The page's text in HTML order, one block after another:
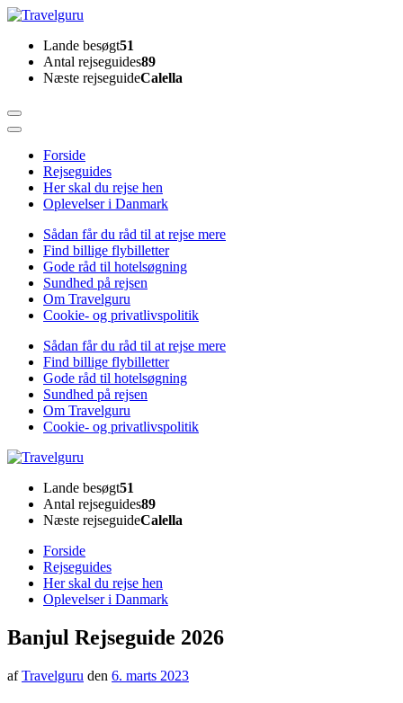
Skip
content
(Press
Enter)
TravelguruLande besøgt51
Antal rejseguides89
Næste rejseguideCalella
Forside
Rejseguides
Her skal du rejse hen
Oplevelser i Danmark
Sådan får du råd til at rejse mere
Find billige flybilletter
Gode råd til hotelsøgning
Sundhed på rejsen
Om Travelguru
Cookie- og privatlivspolitik
Sådan får du råd til at rejse mere
Find billige flybilletter
Gode råd til hotelsøgning
Sundhed på rejsen
Om Travelguru
Cookie- og privatlivspolitik
TravelguruLande besøgt51
Antal rejseguides89
Næste rejseguideCalella
Forside
Rejseguides
Her skal du rejse hen
Oplevelser i Danmark
Banjul Rejseguide 2026
afTravelguru den 6. marts 2023